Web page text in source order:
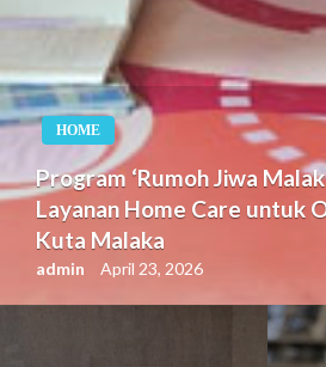
HOME
Program ‘Rumoh Jiwa
Layanan Home Care untuk
Kuta Malaka
admin April 23, 2026